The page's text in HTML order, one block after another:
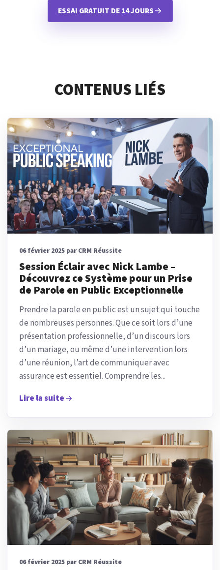
ESSAI GRATUIT DE 14 JOURS
CONTENUS LIÉS
06 février 2025 par CRM Réussite
Session Éclair avec Nick Lambe –
Découvrez ce Système pour un Prise
de Parole en Public Exceptionnelle
Prendre la parole en public est un sujet qui touche
de nombreuses personnes. Que ce soit lors d’une
présentation professionnelle, d’un discours lors
d’un mariage, ou même d’une intervention lors
d’une réunion, l’art de communiquer avec
assurance est essentiel. Comprendre les...
Lire la suite
06 février 2025 par CRM Réussite